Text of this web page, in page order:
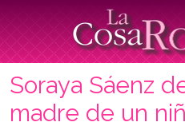
Soraya Sáenz
madre de un